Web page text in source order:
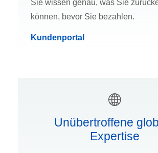
Sie wissen genau, was Sie
können, bevor Sie bezahlen.
Kundenportal
Unübertroffene
Expertise